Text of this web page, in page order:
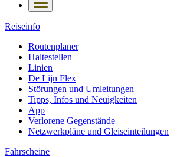
Reiseinfo
Routenplaner
Haltestellen
Linien
De Lijn Flex
Störungen und Umleitungen
Tipps, Infos und Neuigkeiten
App
Verlorene Gegenstände
Netzwerkpläne und Gleiseinteilungen
Fahrscheine